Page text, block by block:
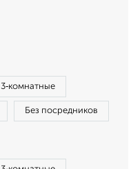
3‑комнатные
Без посредников